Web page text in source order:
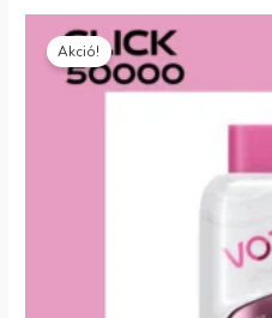
Akció!
ár:
€35.99.
ár:
€7.56.